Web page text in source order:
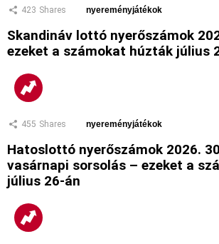
423 Shares nyereményjátékok
Skandináv lottó nyerőszámok
ezeket a számokat húzták július
455 Shares nyereményjátékok
Hatoslottó nyerőszámok 2026.
vasárnapi sorsolás – ezeket a
július 26-án